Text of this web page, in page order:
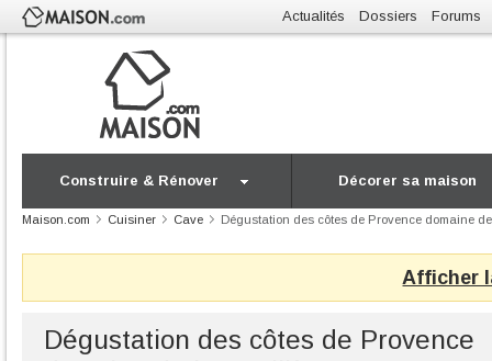
Actualités Dossiers Forums
Construire & Rénover Décorer sa maison
Maison.com Cuisiner Cave Dégustation des côtes de Provence domaine
Afficher
Dégustation des côtes de Provence